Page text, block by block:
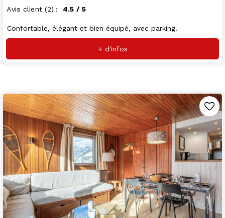
Avis client (2) 4.5 / 5
Confortable, élégant et bien équipé, avec parking.
+ d'infos